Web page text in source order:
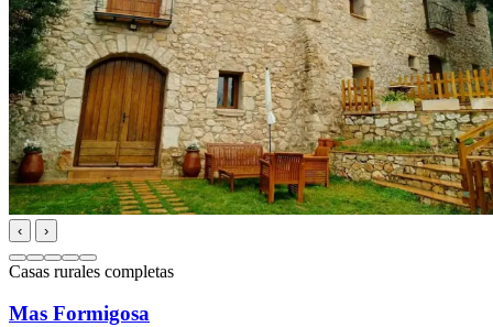
‹ ›
Casas rurales completas
Mas Formigosa